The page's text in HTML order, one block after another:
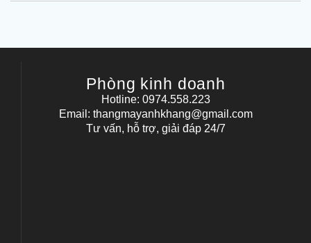
Phòng kinh doanh
Hotline: 0974.558.223
Email: thangmayanhkhang@gmail.com
Tư vấn, hỗ trợ, giải đáp 24/7